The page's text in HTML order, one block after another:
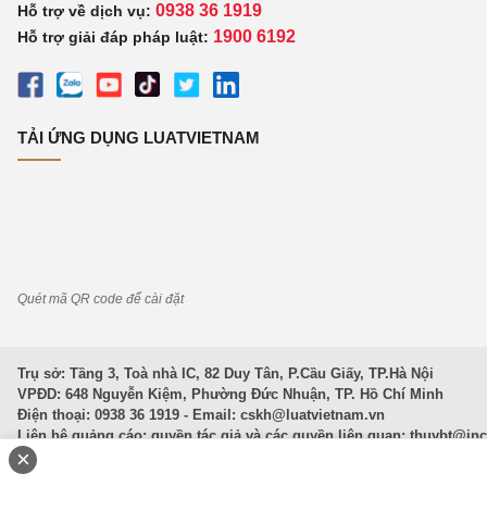
Hỗ trợ về dịch vụ: 0938 36 1919
Hỗ trợ giải đáp pháp luật: 1900 6192
TẢI ỨNG DỤNG LUATVIETNAM
Quét mã QR code để cài đặt
Trụ sở: Tầng 3, Toà nhà IC, 82 Duy Tân, P.Cầu Giấy, TP.Hà Nội
VPĐD: 648 Nguyễn Kiệm, Phường Đức Nhuận, TP. Hồ Chí Minh
Điện thoại: 0938 36 1919 - Email: cskh@luatvietnam.vn
Liên hệ quảng cáo; quyền tác giả và các quyền liên quan:
Văn Bản Pháp Luật
×